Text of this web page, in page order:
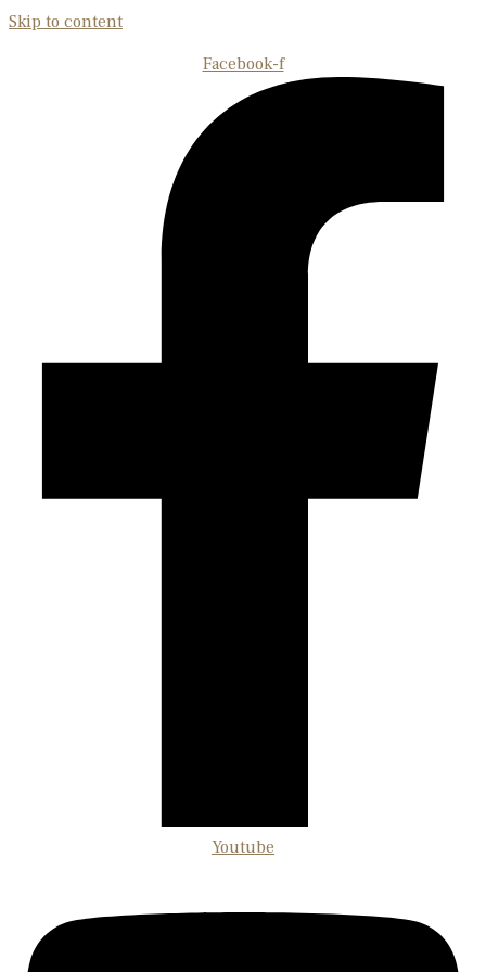
Skip to content
Facebook-f
Youtube